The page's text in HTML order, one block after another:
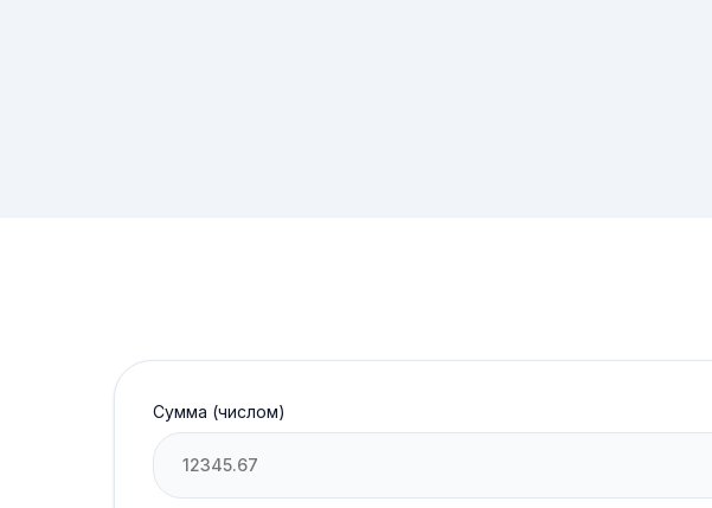
Сумма (числом)